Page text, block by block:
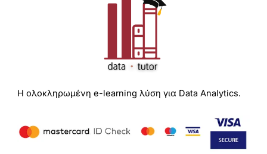
Η ολοκληρωμένη e-learning λύση για Data Analytics.